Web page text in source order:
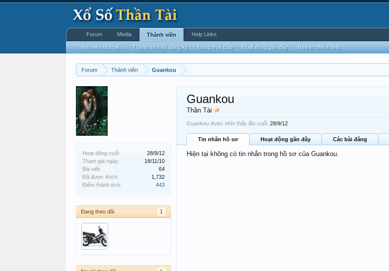
Forum Thành viên Guankou
Hoạt động cuối:
28/9/12
Tham gia ngày:
18/11/10
Bài viết:
64
Đã được thích:
1,732
Điểm thành tích:
443
Đang theo dõi 1
Guankou
Thần Tài
Guankou được nhìn thấy lần cuối: 28/9/12
Tin nhắn hồ sơ Hoạt động gần đây Các bài đăng
Hiện tại không có tin nhắn trong hồ sơ của Guankou.
Forum Media Thành viên
Thành viên tiêu biểu Thành viên đã đăng ký Đang truy cập Hoạt động gần đây New Profile Posts
Help Links